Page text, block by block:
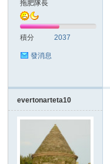
拖肥隊長
積分 2037
發消息
evertonarteta10